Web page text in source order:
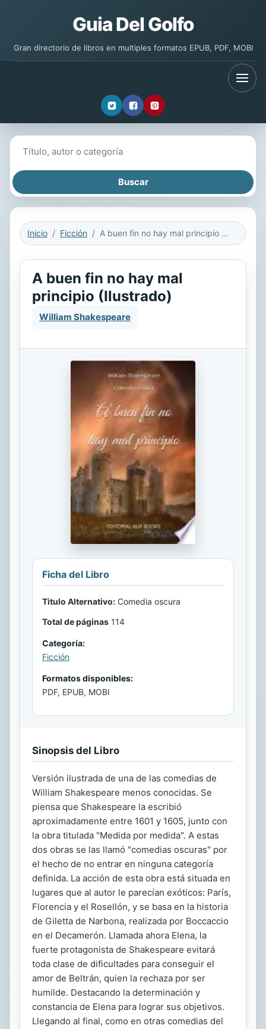
Guia Del Golfo
Gran directorio de libros en multiples formatos EPUB, PDF, MOBI
Inicio Ficción A buen fin no hay mal principio (Ilustrado)
A buen fin no hay mal
principio (Ilustrado)
William Shakespeare
Ficha del Libro
Titulo Alternativo: Comedia oscura
Total de páginas 114
Categoría:
Ficción
Formatos disponibles:
PDF, EPUB, MOBI
Sinopsis del Libro
Versión ilustrada de una de las comedias de
William Shakespeare menos conocidas. Se
piensa que Shakespeare la escribió
aproximadamente entre 1601 y 1605, junto con
la obra titulada "Medida por medida". A estas
dos obras se las llamó "comedias oscuras" por
el hecho de no entrar en ninguna categoría
definida. La acción de esta obra está situada en
lugares que al autor le parecían exóticos: París,
Florencia y el Rosellón, y se basa en la historia
de Giletta de Narbona, realizada por Boccaccio
en el Decamerón. Llamada ahora Elena, la
fuerte protagonista de Shakespeare evitará
toda clase de dificultades para conseguir el
amor de Beltrán, quien la rechaza por ser
humilde. Destacando la determinación y
constancia de Elena para lograr sus objetivos.
Llegando al final, como en otras comedias del